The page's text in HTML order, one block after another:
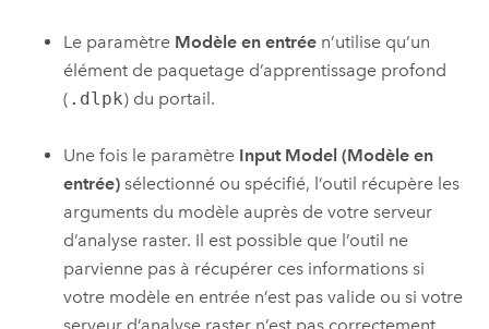
Le paramètre Modèle en entrée n’utilise qu’un
élément de paquetage d’apprentissage profond
( .dlpk) du portail.
Une fois le paramètre Input Model (Modèle en
entrée) sélectionné ou spécifié, l’outil récupère les
arguments du modèle auprès de votre serveur
d’analyse raster. Il est possible que l’outil ne
parvienne pas à récupérer ces informations si
votre modèle en entrée n’est pas valide ou si votre